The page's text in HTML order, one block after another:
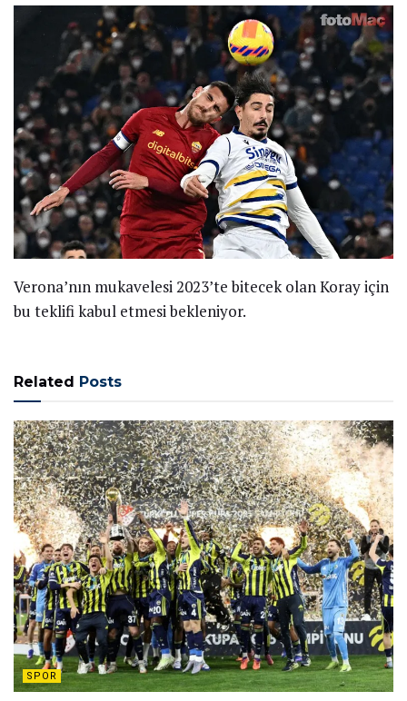
Verona’nın mukavelesi 2023’te bitecek olan Koray için
bu teklifi kabul etmesi bekleniyor.
Related Posts
SPOR